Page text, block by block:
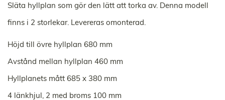
Släta hyllplan som gör den lätt att torka av. Denna modell
finns i 2 storlekar. Levereras omonterad.
Höjd till övre hyllplan 680 mm
Avstånd mellan hyllplan 460 mm
Hyllplanets mått 685 x 380 mm
4 länkhjul, 2 med broms 100 mm